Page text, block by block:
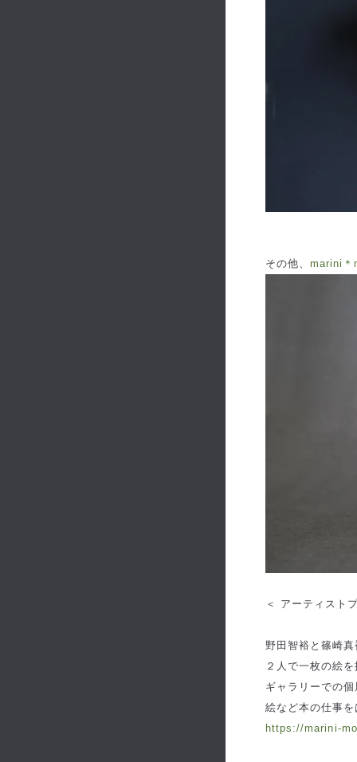
その他、marini＊
＜ アーティスト
野田智裕と篠崎
２人で一枚の絵
ギャラリーでの
絵など本の仕事
https://marini-